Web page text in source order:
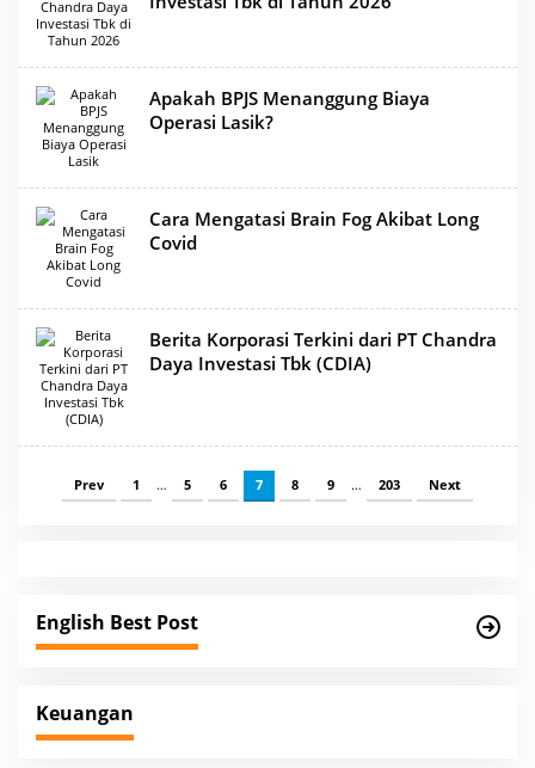
Apakah BPJS Menanggung Biaya
Operasi Lasik?
Cara Mengatasi Brain Fog Akibat Long
Covid
Berita Korporasi Terkini dari PT Chandra
Daya Investasi Tbk (CDIA)
Prev 1 … 5 6 7 8 9 … 203 Next
English Best Post
Keuangan